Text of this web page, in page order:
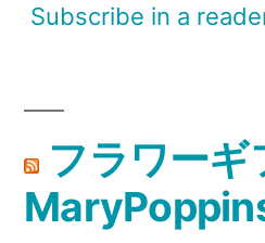
Subscribe in a
フラワーギ